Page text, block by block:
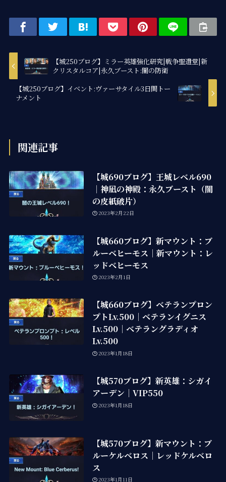
【城250ブログ】ミラー英雄強化研究|戦争聖遺堂|新
クリスタルコア|永久ブースト:闇の防衛
【城250ブログ】イベント:ヴァーサタイル3日間トー
ナメント
関連記事
【城690ブログ】王城レベル690
｜神凪の神殿：永久ブースト（闇
の皮紙破片）
2023年2月22日
【城660ブログ】新マウント：ブ
ルーベヒーモス｜新マウント：レ
ッドベヒーモス
2023年2月1日
【城660ブログ】ベテランプロン
プトLv.500｜ベテランイグニス
Lv.500｜ベテラングラディオ
Lv.500
2023年1月18日
【城570ブログ】新英雄：シガイ
アーデン｜VIP550
2023年1月18日
【城570ブログ】新マウント：ブ
ルーケルベロス｜レッドケルベロ
ス
2023年1月11日